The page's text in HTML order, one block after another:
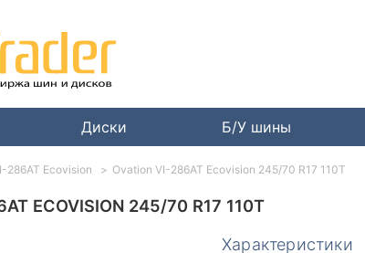
Диски Б/У шины
ECOVISION 245/70 R17 110T
Характеристики
286AT Ecovision Ovation VI-286AT Ecovision 245/70 R17 110T